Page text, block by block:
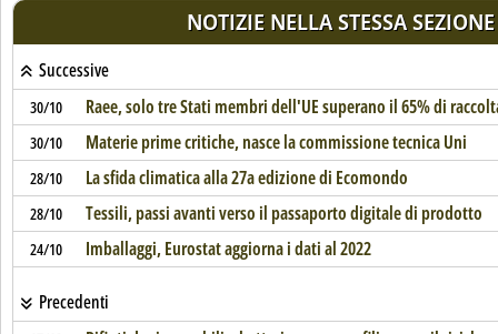
NOTIZIE NELLA STESSA SEZIONE
Successive
30/10 Raee, solo tre Stati membri dell'UE superano il 65% di
30/10 Materie prime critiche, nasce la commissione tecnica Uni
28/10 La sfida climatica alla 27a edizione di Ecomondo
28/10 Tessili, passi avanti verso il passaporto digitale di prodotto
24/10 Imballaggi, Eurostat aggiorna i dati al 2022
Precedenti